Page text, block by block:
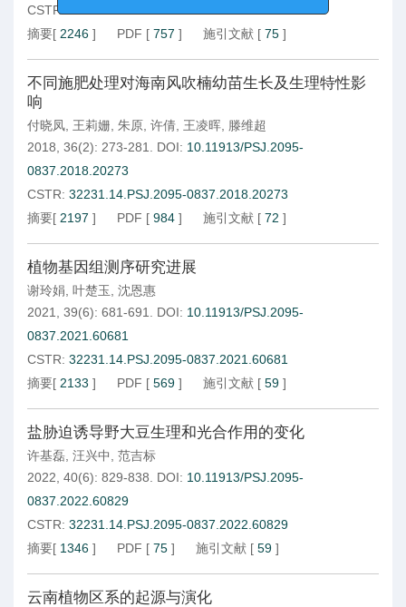
CSTR:
摘要[ 2246 ] PDF [ 757 ] 施引文献 [ 75 ]
不同施肥处理对海南风吹楠幼苗生长及生理特性影
响
付晓凤 王莉姗 朱原 许倩 王凌晖 滕维超
2018, 36(2): 273-281.
DOI: 10.11913/PSJ.2095-
0837.2018.20273
CSTR: 32231.14.PSJ.2095-0837.2018.20273
摘要[ 2197 ] PDF [ 984 ] 施引文献 [ 72 ]
植物基因组测序研究进展
谢玲娟 叶楚玉
沈恩惠
2021, 39(6): 681-691.
DOI: 10.11913/PSJ.2095-
0837.2021.60681
CSTR: 32231.14.PSJ.2095-0837.2021.60681
摘要[ 2133 ] PDF [ 569 ] 施引文献 [ 59 ]
盐胁迫诱导野大豆生理和光合作用的变化
许基磊 汪兴中
范吉标
2022, 40(6): 829-838.
DOI: 10.11913/PSJ.2095-
0837.2022.60829
CSTR: 32231.14.PSJ.2095-0837.2022.60829
摘要[ 1346 ] PDF [ 75 ] 施引文献 [ 59 ]
云南植物区系的起源与演化